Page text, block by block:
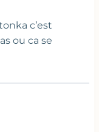
c’est
ou ca se